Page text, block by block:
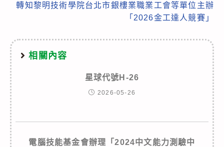
轉知黎明技術學院台北市銀樓業職業工會等單位主辦
「2026金工達人競賽」
相關內容
星球代號H-26
2026-05-26
電腦技能基金會辦理「2024中文能力測驗中